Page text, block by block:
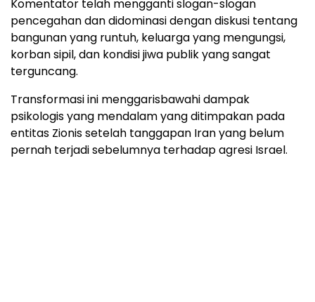
Komentator telah mengganti slogan-slogan
pencegahan dan didominasi dengan diskusi tentang
bangunan yang runtuh, keluarga yang mengungsi,
korban sipil, dan kondisi jiwa publik yang sangat
terguncang.
Transformasi ini menggarisbawahi dampak
psikologis yang mendalam yang ditimpakan pada
entitas Zionis setelah tanggapan Iran yang belum
pernah terjadi sebelumnya terhadap agresi Israel.